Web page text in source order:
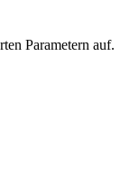
Parametern auf.